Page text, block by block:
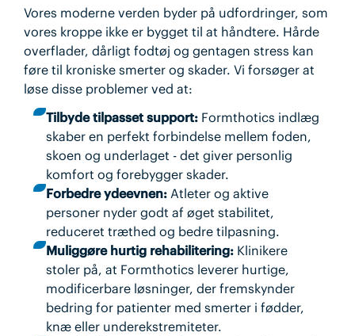
Vores moderne verden byder på udfordringer, som
vores kroppe ikke er bygget til at håndtere. Hårde
overflader, dårligt fodtøj og gentagen stress kan
føre til kroniske smerter og skader. Vi forsøger at
løse disse problemer ved at:
Tilbyde tilpasset support: Formthotics indlæg
skaber en perfekt forbindelse mellem foden,
skoen og underlaget - det giver personlig
komfort og forebygger skader.
Forbedre ydeevnen:Atleter og aktive
personer nyder godt af øget stabilitet,
reduceret træthed og bedre tilpasning.
Muliggøre hurtig rehabilitering: Klinikere
stoler på, at Formthotics leverer hurtige,
modificerbare løsninger, der fremskynder
bedring for patienter med smerter i fødder,
knæ eller underekstremiteter.